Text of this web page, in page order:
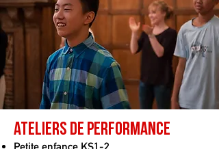
ateliers de performance
Petite enfance KS1-2